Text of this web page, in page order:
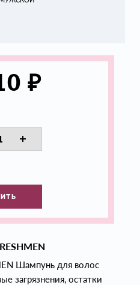
₽
Шампунь для волос
загрязнения, остатки